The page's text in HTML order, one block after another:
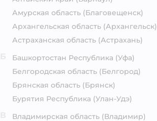
Амурская область (Благовещенск)
Архангельская область (Архангельск)
Астраханская область (Астрахань)
Башкортостан Республика (Уфа)
Белгородская область (Белгород)
Брянская область (Брянск)
Бурятия Республика (Улан-Удэ)
Владимирская область (Владимир)